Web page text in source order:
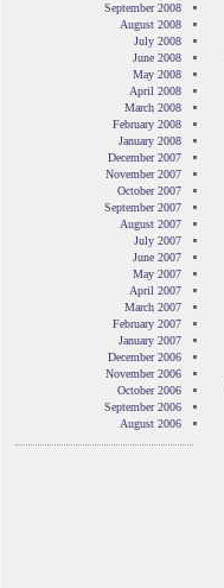
September 2008
August 2008
July 2008
June 2008
May 2008
April 2008
March 2008
February 2008
January 2008
December 2007
November 2007
October 2007
September 2007
August 2007
July 2007
June 2007
May 2007
April 2007
March 2007
February 2007
January 2007
December 2006
November 2006
October 2006
September 2006
August 2006